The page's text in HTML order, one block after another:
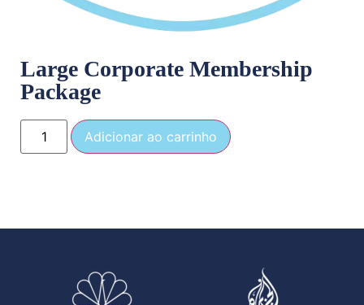
Large Corporate Membership
Package
Adicionar ao carrinho